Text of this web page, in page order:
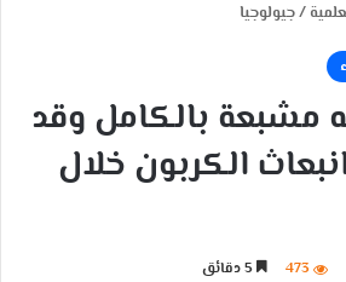
/جيولوجيا
مشبعة بالكامل وقد
الكربون خلال
473